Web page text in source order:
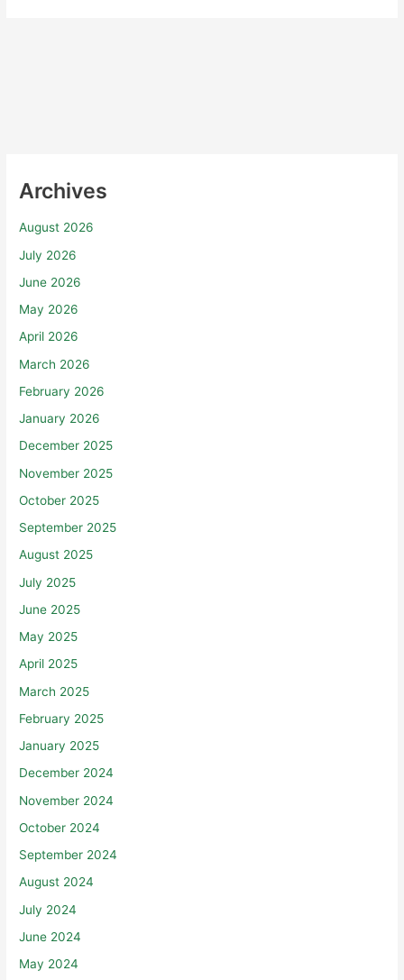
Archives
August 2026
July 2026
June 2026
May 2026
April 2026
March 2026
February 2026
January 2026
December 2025
November 2025
October 2025
September 2025
August 2025
July 2025
June 2025
May 2025
April 2025
March 2025
February 2025
January 2025
December 2024
November 2024
October 2024
September 2024
August 2024
July 2024
June 2024
May 2024